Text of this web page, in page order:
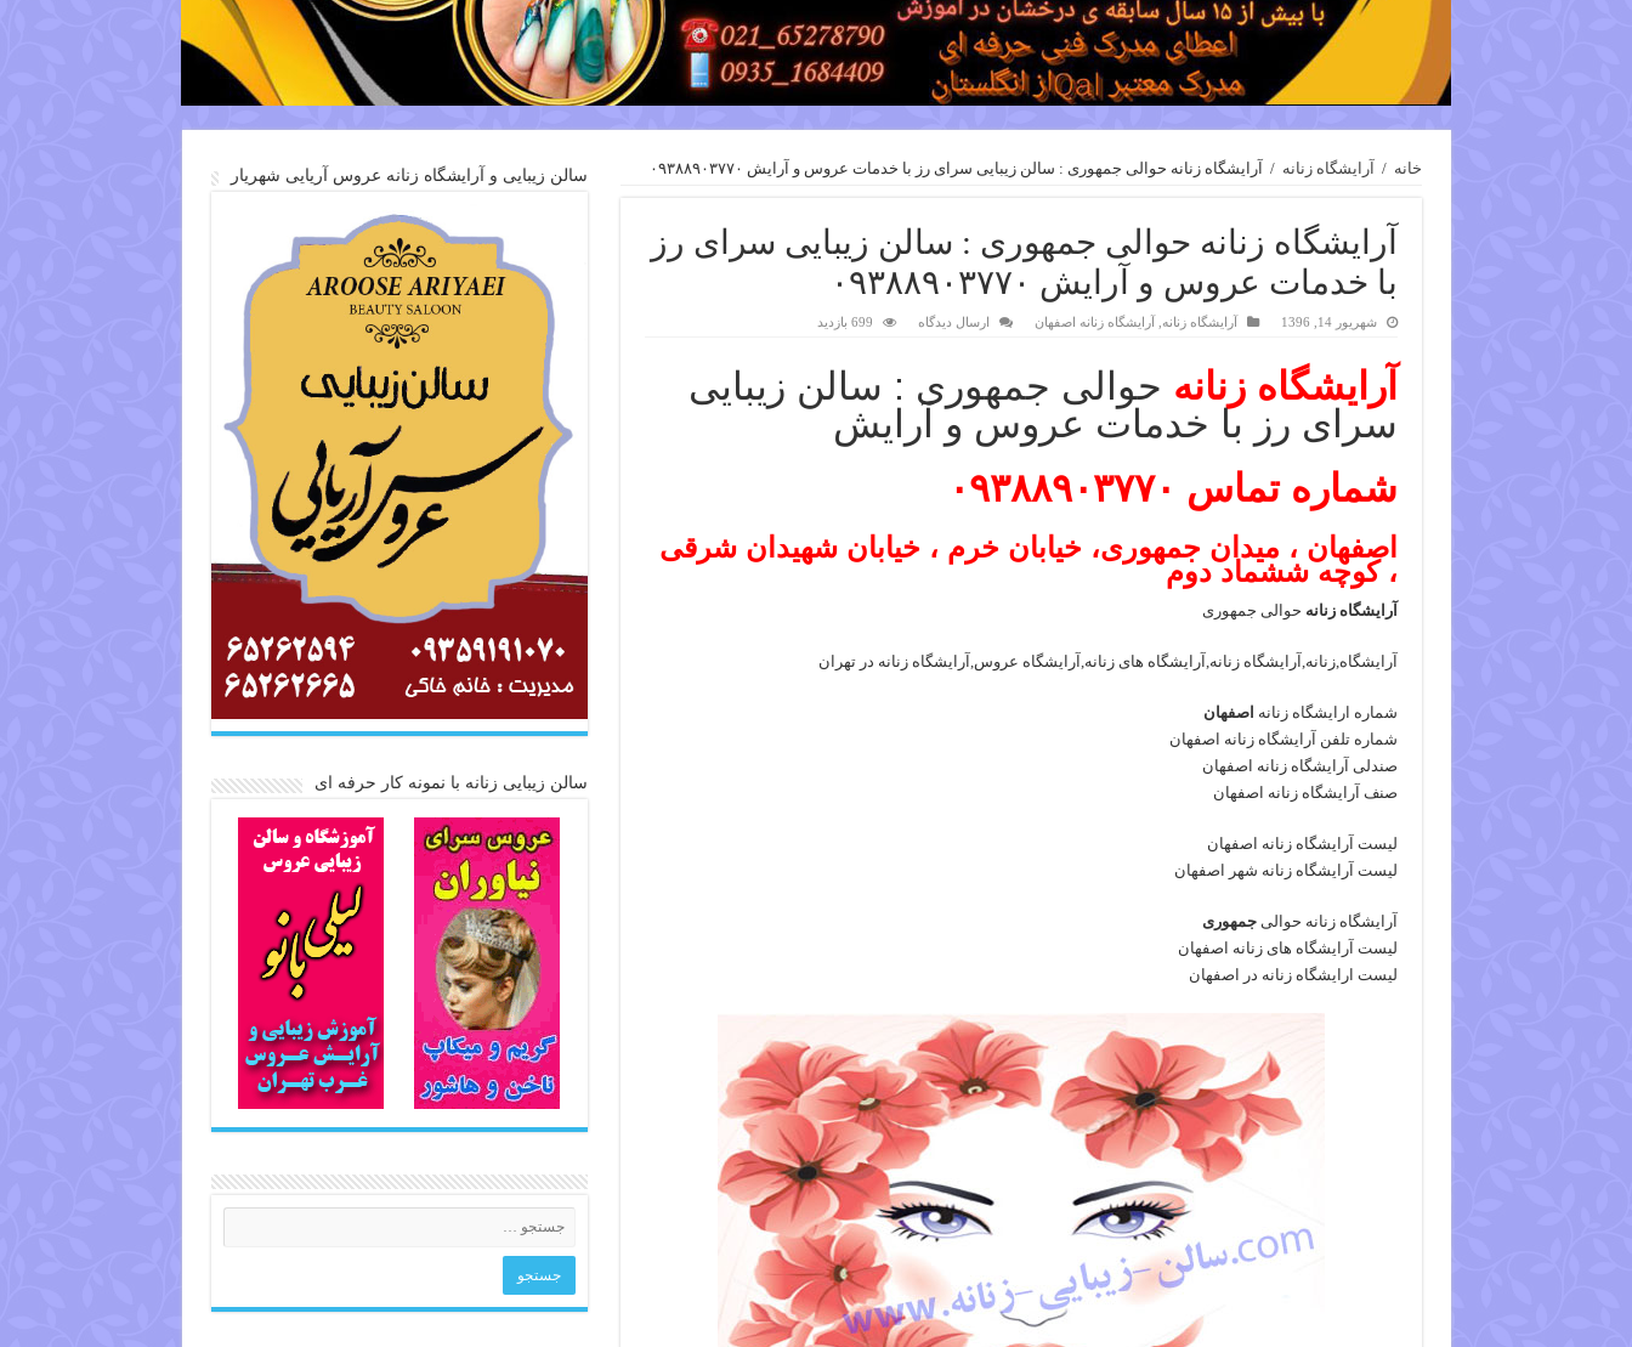
خانه / آرایشگاه زنانه / آرایشگاه زنانه حوالی جمهوری : سالن زیبایی سرای رز با خدمات عروس و آرایش ۰۹۳۸۸۹۰۳۷۷۰
آرایشگاه زنانه حوالی جمهوری : سالن زیبایی سرای رز
با خدمات عروس و آرایش ۰۹۳۸۸۹۰۳۷۷۰
شهریور 14, 1396 آرایشگاه زنانه ,آرایشگاه زنانه اصفهان ارسال دیدگاه 699 بازدید
آرایشگاه زنانه حوالی جمهوری : سالن زیبایی
سرای رز با خدمات عروس و آرایش
شماره تماس ۰۹۳۸۸۹۰۳۷۷۰
اصفهان ، میدان جمهوری، خیابان خرم ، خیابان شهیدان شرقی
، کوچه ششماد دوم
آرایشگاه زنانه حوالی جمهوری
آرایشگاه,زنانه,آرایشگاه زنانه,آرایشگاه های زنانه,آرایشگاه عروس,آرایشگاه زنانه در تهران
شماره ارایشگاه زنانه اصفهان
شماره تلفن آرایشگاه زنانه اصفهان
صندلی آرایشگاه زنانه اصفهان
صنف آرایشگاه زنانه اصفهان
لیست آرایشگاه زنانه اصفهان
لیست آرایشگاه زنانه شهر اصفهان
آرایشگاه زنانه حوالیجمهوری
لیست آرایشگاه های زنانه اصفهان
لیست ارایشگاه زنانه در اصفهان
سالن زیبایی و آرایشگاه زنانه عروس آریایی شهریار
سالن زیبایی زنانه با نمونه کار حرفه ای